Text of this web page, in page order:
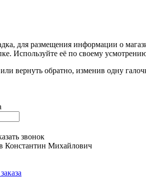
для размещения информации о
Используйте её по своему
вернуть обратно, изменив одну
звонок
Константин Михайлович